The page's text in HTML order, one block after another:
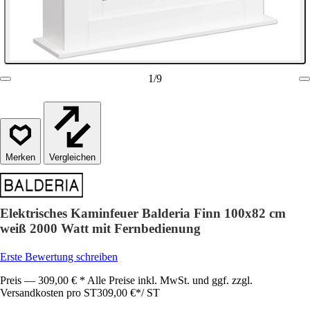
1/9
Vergleichen
Elektrisches Kaminfeuer Balderia Finn 100x82 cm
weiß 2000 Watt mit Fernbedienung
Erste Bewertung schreiben
Preis — 309,00 € * Alle Preise inkl. MwSt. und ggf. zzgl.
Versandkosten pro ST309,00 €*/ ST